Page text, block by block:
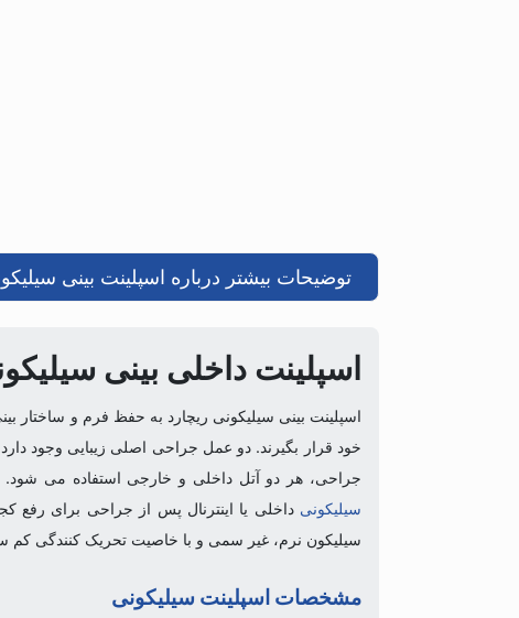
توضیحات بیشتر درباره اسپلینت بینی
اسپلینت داخلی بینی
اسپلینت بینی سیلیکونی ریچارد به حفظ فرم و
خود قرار بگیرند. دو عمل جراحی اصلی زیبایی وجود
جراحی، هر دو آتل داخلی و خارجی استفاده می شود.
سیلیکونی داخلی یا اینترنال پس از جراحی برای رفع
سیلیکون نرم، غیر سمی و با خاصیت تحریک کنندگی
مشخصات اسپلینت سیلیکونی